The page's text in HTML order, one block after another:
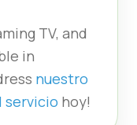
TV, and
in
nuestro
servicio hoy!